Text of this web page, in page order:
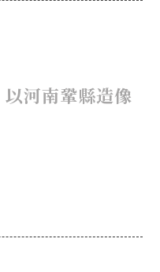
河南鞏縣造像